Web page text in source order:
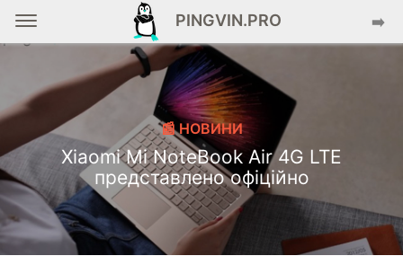
PINGVIN.PRO ➡️
📰 НОВИНИ
Xiaomi Mi NoteBook Air 4G LTE
представлено офіційно